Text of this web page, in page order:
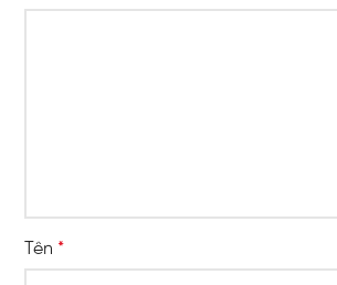
Tên *